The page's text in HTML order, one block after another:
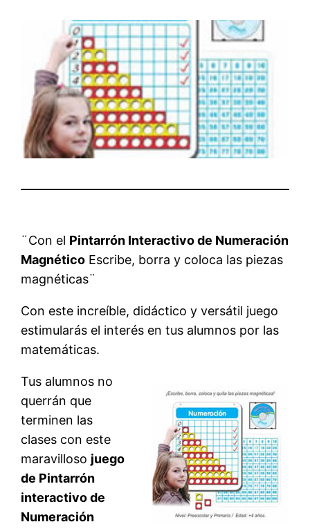
¨Con el Pintarrón Interactivo de Numeración
Magnético Escribe, borra y coloca las piezas
magnéticas¨
Con este increíble, didáctico y versátil juego
estimularás el interés en tus alumnos por las
matemáticas.
Tus alumnos no
querrán que
terminen las
clases con este
maravilloso juego
de Pintarrón
interactivo de
Numeración